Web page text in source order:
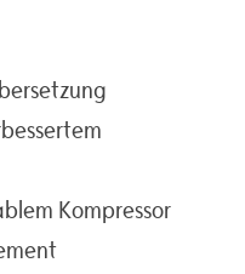
Kompressor